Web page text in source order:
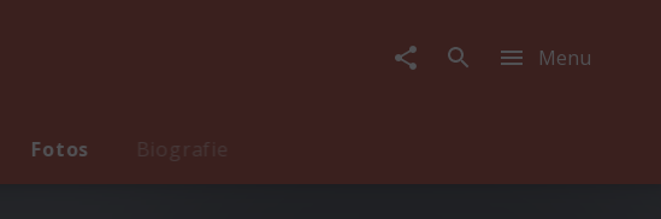
Menu
Fotos Biografie